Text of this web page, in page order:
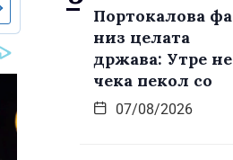
Портокалова
низ целата
држава: Утре не
чека пекол со
07/08/2026